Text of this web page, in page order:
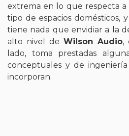
extrema en lo que respecta
tipo de espacios domésticos,
tiene nada que envidiar a la
alto nivel de Wilson Audio,
lado, toma prestadas
conceptuales y de
incorporan.